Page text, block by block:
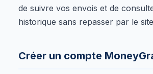
de suivre vos envois et de
historique sans repasser par le
Créer un compte